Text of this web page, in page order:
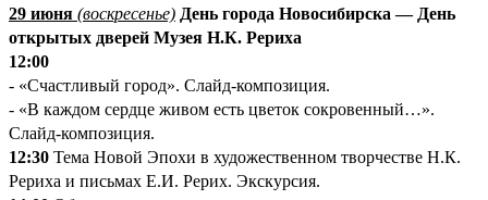
29 июня (воскресенье) День города Новосибирска — День
открытых дверей Музея Н.К. Рериха
12:00
- «Счастливый город». Слайд-композиция.
- «В каждом сердце живом есть цветок сокровенный…».
Слайд-композиция.
12:30 Тема Новой Эпохи в художественном творчестве Н.К.
Рериха и письмах Е.И. Рерих. Экскурсия.